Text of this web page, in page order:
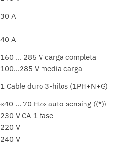
30 A
40 A
160 … 285 V carga completa
100…285 V media carga
1 Cable duro 3-hilos (1PH+N+G)
«40 … 70 Hz» auto-sensing ((*))
230 V CA 1 fase
220 V
240 V